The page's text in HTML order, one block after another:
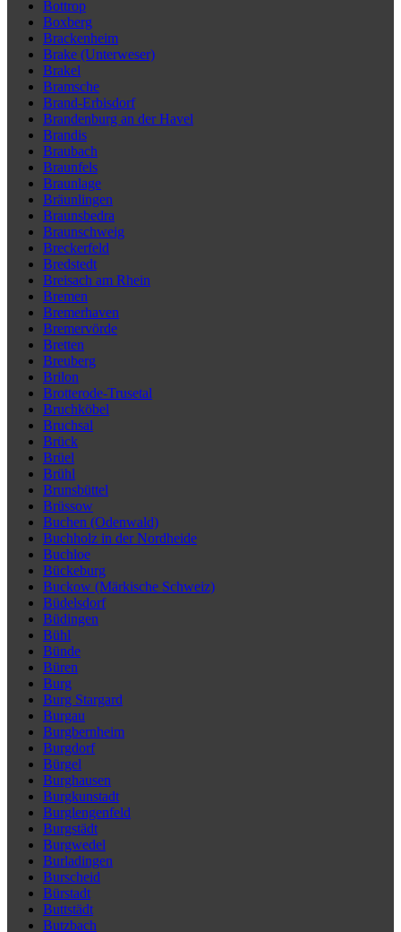
Bottrop
Boxberg
Brackenheim
Brake (Unterweser)
Brakel
Bramsche
Brand-Erbisdorf
Brandenburg an der Havel
Brandis
Braubach
Braunfels
Braunlage
Bräunlingen
Braunsbedra
Braunschweig
Breckerfeld
Bredstedt
Breisach am Rhein
Bremen
Bremerhaven
Bremervörde
Bretten
Breuberg
Brilon
Brotterode-Trusetal
Bruchköbel
Bruchsal
Brück
Brüel
Brühl
Brunsbüttel
Brüssow
Buchen (Odenwald)
Buchholz in der Nordheide
Buchloe
Bückeburg
Buckow (Märkische Schweiz)
Büdelsdorf
Büdingen
Bühl
Bünde
Büren
Burg
Burg Stargard
Burgau
Burgbernheim
Burgdorf
Bürgel
Burghausen
Burgkunstadt
Burglengenfeld
Burgstädt
Burgwedel
Burladingen
Burscheid
Bürstadt
Buttstädt
Butzbach